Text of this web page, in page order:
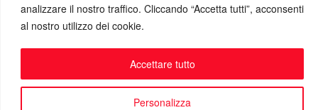
analizzare il nostro traffico. Cliccando “Accetta tutti”, acconsenti
al nostro utilizzo dei cookie.
Personalizza
Accettare tutto